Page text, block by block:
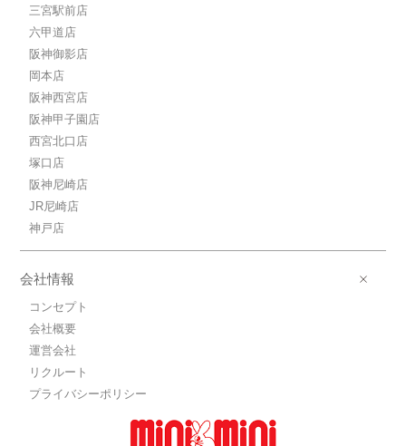
三宮駅前店
六甲道店
阪神御影店
岡本店
阪神西宮店
阪神甲子園店
西宮北口店
塚口店
阪神尼崎店
JR尼崎店
神戸店
会社情報
コンセプト
会社概要
運営会社
リクルート
プライバシーポリシー